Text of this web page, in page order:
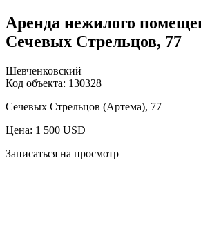
Аренда нежилого
Сечевых Стрельцов, 77
Шевченковский
Код объекта: 130328
Сечевых Cтрельцов (Артема), 77
Цена: 1 500 USD
Записаться на просмотр